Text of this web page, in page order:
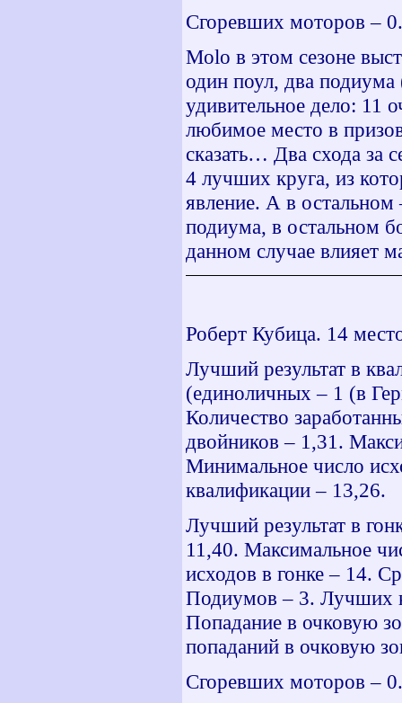
Сгоревших моторов –
Molo в этом сезоне
один поул, два
удивительное дело: 11
любимое место в
сказать… Два схода за
4 лучших круга, из
явление. А в остальном
подиума, в остальном
данном случае влияет
Роберт Кубица. 14
Лучший результат в
(единоличных – 1 (в
Количество
двойников – 1,31.
Минимальное число
квалификации – 13,26.
Лучший результат в
11,40. Максимальное
исходов в гонке – 14.
Подиумов – 3. Лучших
Попадание в очковую
попаданий в очковую
Сгоревших моторов –